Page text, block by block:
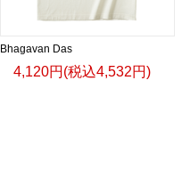
Bhagavan Das
4,120円(税込4,532円)